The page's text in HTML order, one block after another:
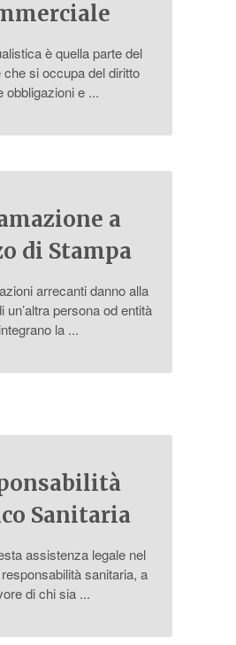
è quella parte del
che si occupa del diritto
obbligazioni e ...
a
di Stampa
arrecanti danno alla
un’altra persona od entità
integrano la ...
Sanitaria
assistenza legale nel
sanitaria, a
di chi sia ...